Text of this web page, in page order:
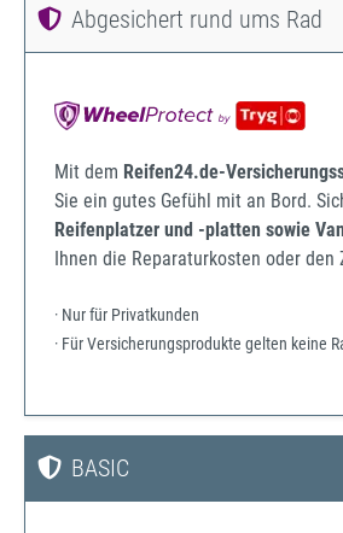
Abgesichert rund ums Rad
Mit dem Reifen24.de-
Sie ein gutes Gefühl mit an Bord.
Reifenplatzer und -platten sowie
Ihnen die Reparaturkosten oder den
· Nur für Privatkunden
· Für Versicherungsprodukte gelten keine
BASIC